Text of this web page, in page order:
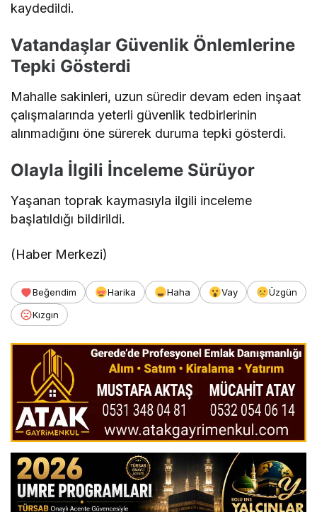
kaydedildi.
Vatandaşlar Güvenlik Önlemlerine
Tepki Gösterdi
Mahalle sakinleri, uzun süredir devam eden inşaat
çalışmalarında yeterli güvenlik tedbirlerinin
alınmadığını öne sürerek duruma tepki gösterdi.
Olayla İlgili İnceleme Sürüyor
Yaşanan toprak kaymasıyla ilgili inceleme
başlatıldığı bildirildi.
(Haber Merkezi)
Beğendim Harika Haha Vay
Üzgün
Kızgın